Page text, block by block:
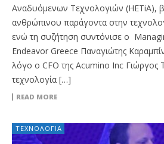
Αναδυόμενων Τεχνολογιών (HETiA),
ανθρώπινου παράγοντα στην
ενώ τη συζήτηση συντόνισε ο
Endeavor Greece Παναγιώτης
λόγο ο CFO της Acumino Inc Γιώργος
τεχνολογία […]
READ MORE
ΤΕΧΝΟΛΟΓΊΑ